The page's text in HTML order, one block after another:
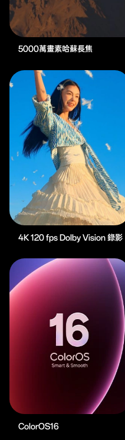
5000萬畫素哈蘇長焦
4K 120 fps Dolby Vision 錄影
ColorOS16